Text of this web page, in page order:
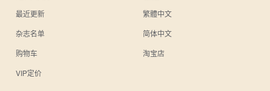
最近更新
杂志名单
购物车
VIP定价
繁體中文
简体中文
淘宝店